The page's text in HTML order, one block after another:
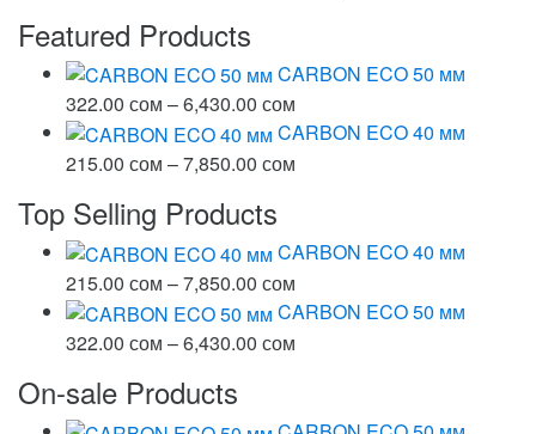
–
Featured Products
CARBON ECO 50 мм
322.00 сом –6,430.00 сом
цен:
CARBON ECO 40 мм
215.00 сом –7,850.00 сом
–
Top Selling Products
CARBON ECO 40 мм
215.00 сом –7,850.00 сом
цен:
CARBON ECO 50 мм
322.00 сом –6,430.00 сом
–
On-sale Products